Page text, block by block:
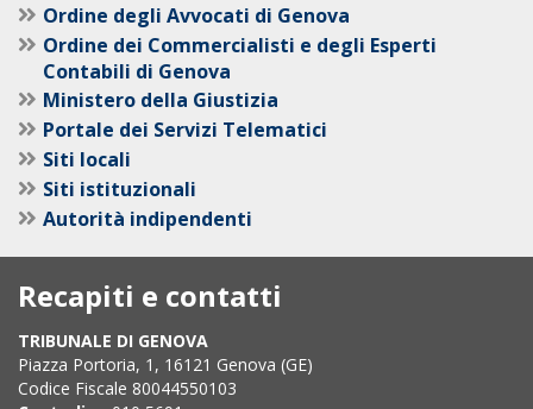
Ordine degli Avvocati di Genova
Ordine dei Commercialisti e degli Esperti
Contabili di Genova
Ministero della Giustizia
Portale dei Servizi Telematici
Siti locali
Siti istituzionali
Autorità indipendenti
Recapiti e contatti
TRIBUNALE DI GENOVA
Piazza Portoria, 1, 16121 Genova (GE)
Codice Fiscale 80044550103